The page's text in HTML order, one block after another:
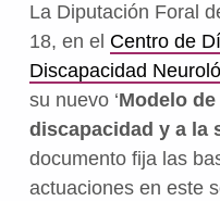
La Diputación Foral
18, en el Centro de
Discapacidad
su nuevo ‘Modelo
discapacidad y a la
documento fija las
actuaciones en este